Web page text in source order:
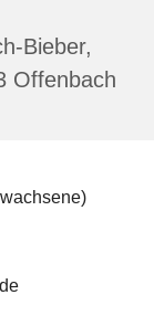
Bieber,
Offenbach